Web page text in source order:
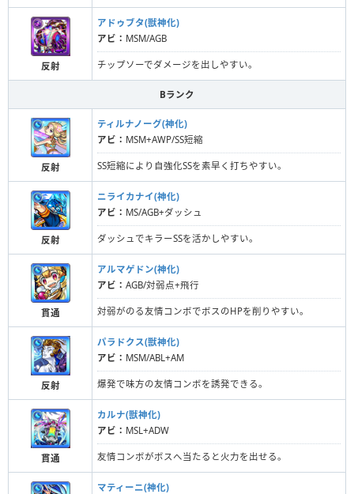
反射
アドゥブタ(獣神化)
アビ： MSM/AGB
チップソーでダメージを出しやすい。
Bランク
反射
ティルナノーグ(神化)
アビ： MSM+AWP/SS短縮
SS短縮により自強化SSを素早く打ちやすい。
反射
ニライカナイ(神化)
アビ： MS/AGB+ダッシュ
ダッシュでキラーSSを活かしやすい。
貫通
アルマゲドン(神化)
アビ： AGB/対弱点+飛行
対弱がのる友情コンボでボスのHPを削りやすい。
反射
パラドクス(獣神化)
アビ： MSM/ABL+AM
爆発で味方の友情コンボを誘発できる。
貫通
カルナ(獣神化)
アビ： MSL+ADW
友情コンボがボスへ当たると火力を出せる。
マティーニ(神化)